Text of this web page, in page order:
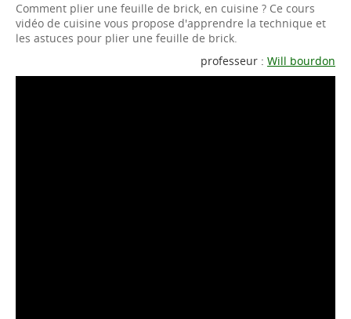
Comment plier une feuille de brick, en cuisine ? Ce cours
vidéo de cuisine vous propose d'apprendre la technique et
les astuces pour plier une feuille de brick.
professeur : Will bourdon